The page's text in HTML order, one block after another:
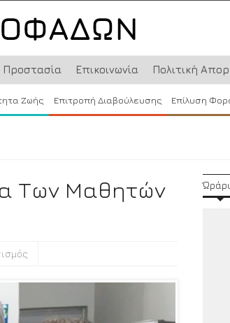
Προστασία Επικοινωνία Πολιτική
Ζωής Επιτροπή Διαβούλευσης Επίλυση
Των Μαθητών